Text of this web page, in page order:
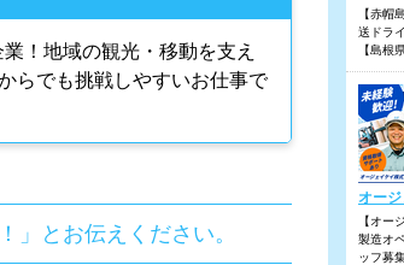
！地域の観光・移動を支え
らでも挑戦しやすいお仕事で
」とお伝えください。
【赤帽
送ドラ
【島根
オー
【オー
製造オ
ッフ募